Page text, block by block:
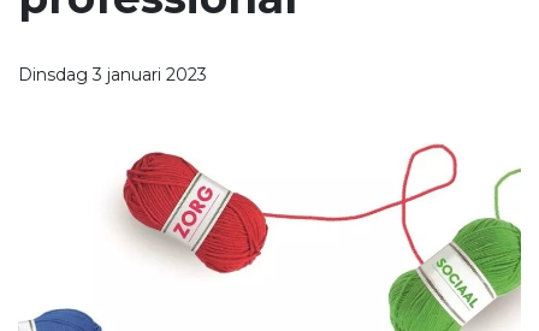
Dinsdag 3 januari 2023